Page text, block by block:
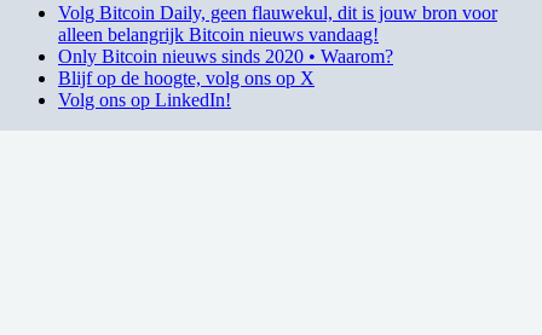
Volg Bitcoin Daily, geen flauwekul, dit is jouw bron voor
alleen belangrijk Bitcoin nieuws vandaag!
Only Bitcoin nieuws sinds 2020 • Waarom?
Blijf op de hoogte, volg ons op X
Volg ons op LinkedIn!